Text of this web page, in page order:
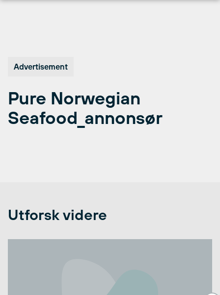
Advertisement
Pure Norwegian
Seafood_annonsør
Utforsk videre